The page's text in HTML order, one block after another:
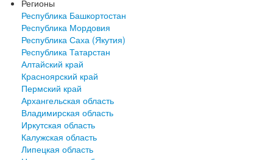
Регионы
Республика Башкортостан
Республика Мордовия
Республика Саха (Якутия)
Республика Татарстан
Алтайский край
Красноярский край
Пермский край
Архангельская область
Владимирская область
Иркутская область
Калужская область
Липецкая область